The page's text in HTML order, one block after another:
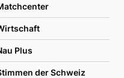
Plus
der Schweiz